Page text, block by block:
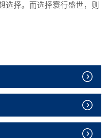
选择。而选择寰行盛世，则